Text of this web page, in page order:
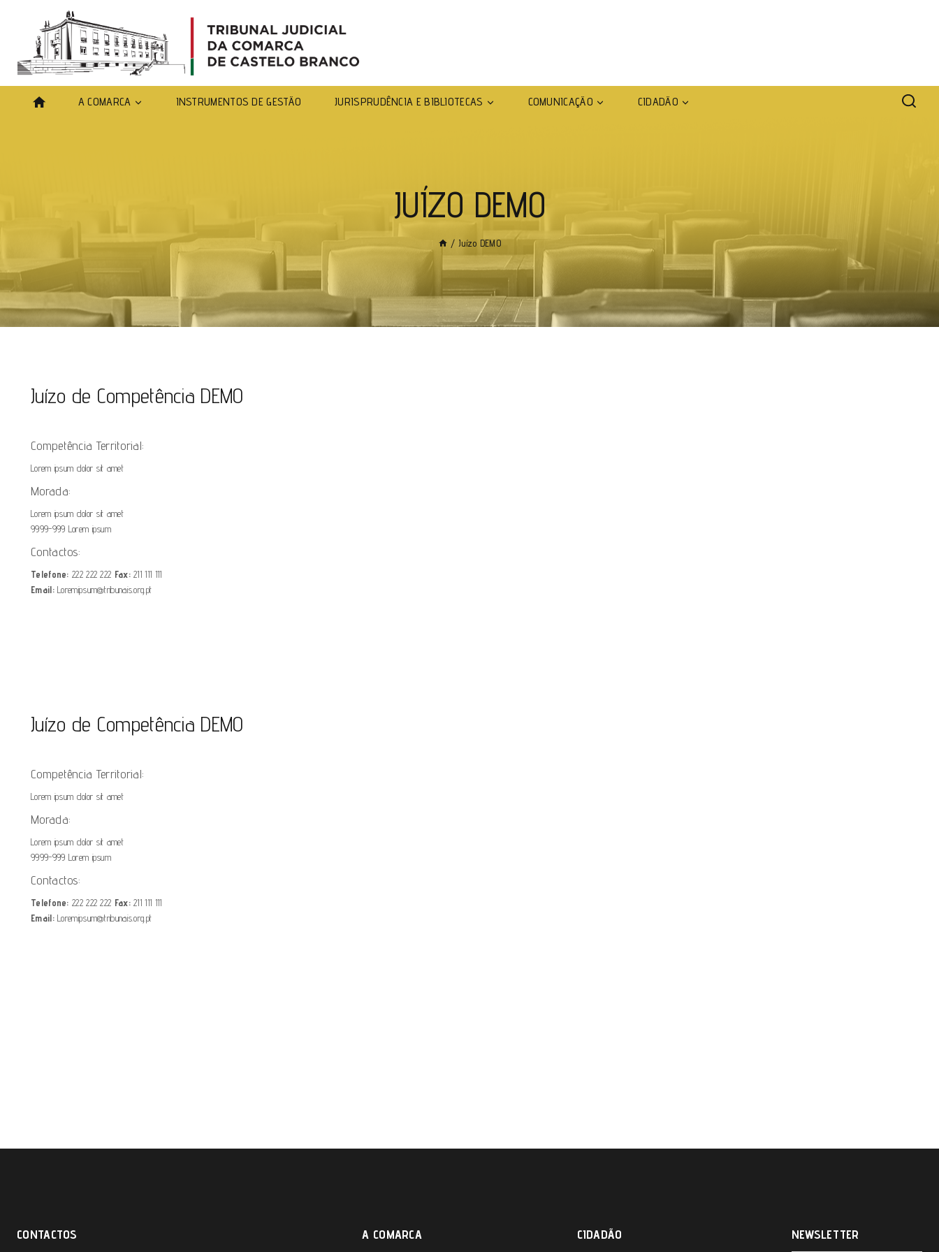
A COMARCA INSTRUMENTOS DE GESTÃO JURISPRUDÊNCIA E BIBLIOTECAS COMUNICAÇÃO CIDADÃO
JUÍZO DEMO
/ Juízo DEMO
Juízo de Competência DEMO
Competência Territorial:
Lorem ipsum dolor sit amet
Morada:
Lorem ipsum dolor sit amet
9999-999 Lorem ipsum
Contactos:
Telefone: 222 222 222 Fax:211 111 111
Email:Loremipsum@tribunais.org.pt
Juízo de Competência DEMO
Competência Territorial:
Lorem ipsum dolor sit amet
Morada:
Lorem ipsum dolor sit amet
9999-999 Lorem ipsum
Contactos:
Telefone: 222 222 222 Fax:211 111 111
Email:Loremipsum@tribunais.org.pt
CONTACTOS A COMARCA CIDADÃO NEWSLETTER